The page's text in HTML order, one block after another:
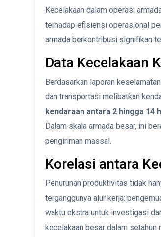
Kecelakaan dalam operasi
terhadap efisiensi operasional
armada berkontribusi signifikan
Data Kecelakaan
Berdasarkan laporan
dan transportasi melibatkan
kendaraan antara 2 hingga 14
Dalam skala armada besar, ini
pengiriman massal.
Korelasi antara
Penurunan produktivitas tidak
terganggunya alur kerja:
waktu ekstra untuk investigasi
kecelakaan besar dalam setahun